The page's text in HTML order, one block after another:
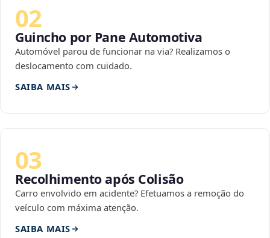
02
Guincho por Pane Automotiva
Automóvel parou de funcionar na via? Realizamos o
deslocamento com cuidado.
SAIBA MAIS
03
Recolhimento após Colisão
Carro envolvido em acidente? Efetuamos a remoção do
veículo com máxima atenção.
SAIBA MAIS